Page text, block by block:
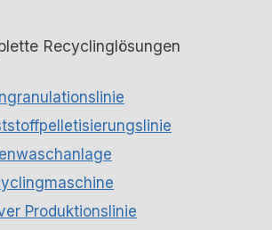
Recyclinglösungen
Produktionslinie